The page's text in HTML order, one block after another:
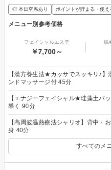
◎ 本日空席あり ポイントが貯まる・使え
メニュー別参考価格
フェイシャルエステ
￥7,700～
脱
【漢方養生法★カッサでスッキリ♪
ンドマッサージ付 45分
【エナジーフェイシャル★珪藻土パ
導く 90分
【高周波温熱療法シャリオ】背中・
身 40分
すべてのメ